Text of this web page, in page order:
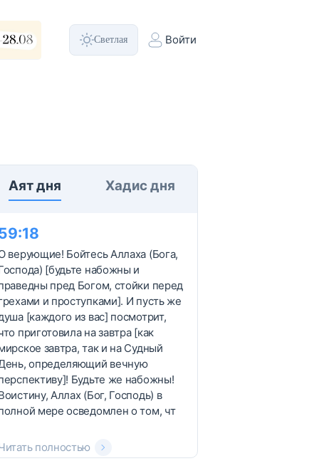
Светлая Войти
Аят дня Хадис дня
:18
верующие! Бойтесь Аллаха (Бога,
[будьте набожны и
пред Богом, стойки перед
и проступками]. И пусть же
[каждого из вас] посмотрит,
приготовила на завтра [как
завтра, так и на Судный
определяющий вечную
Будьте же набожны!
Аллах (Бог, Господь) в
мере осведомлен о том, чт
полностью